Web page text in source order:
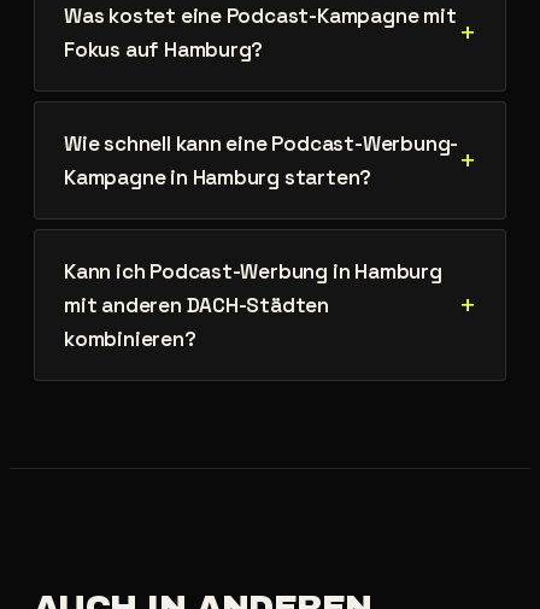
Was kostet eine Podcast-Kampagne mit
Fokus auf Hamburg?
Wie schnell kann eine Podcast-Werbung-
Kampagne in Hamburg starten?
Kann ich Podcast-Werbung in Hamburg
mit anderen DACH-Städten
kombinieren?